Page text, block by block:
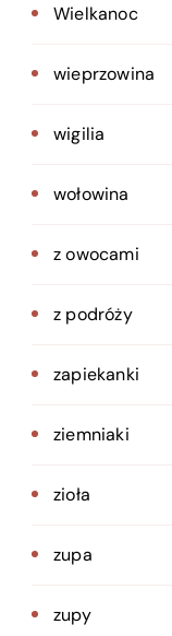
Wielkanoc
wieprzowina
wigilia
wołowina
z owocami
z podróży
zapiekanki
ziemniaki
zioła
zupa
zupy